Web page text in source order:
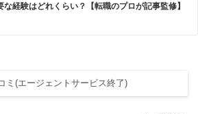
経験はどれくらい？【転職のプロが記事監修】
ミ(エージェントサービス終了)